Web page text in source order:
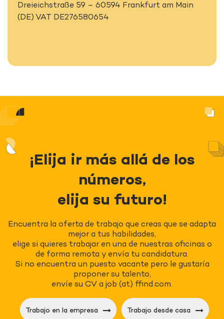
Dreieichstraße 59 – 60594 Frankfurt am Main
(DE) VAT DE276580654
¡Elija ir más allá de los
números,
elija su futuro!
Encuentra la oferta de trabajo que creas que se adapta
mejor a tus habilidades,
elige si quieres trabajar en una de nuestras oficinas o
de forma remota y envía tu candidatura.
Si no encuentra un puesto vacante pero le gustaría
proponer su talento,
envíe su CV a job (at) ffind.com.
Trabajo en la empresa Trabajo desde casa